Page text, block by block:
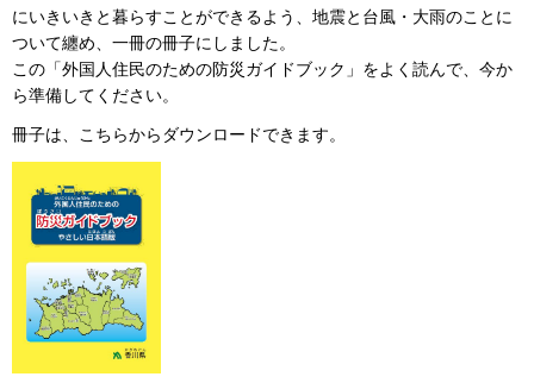
にいきいきと暮らすことができるよう、地震と台風・大雨のことに
ついて纏め、一冊の冊子にしました。
この「外国人住民のための防災ガイドブック」をよく読んで、今か
ら準備してください。
冊子は、こちらからダウンロードできます。